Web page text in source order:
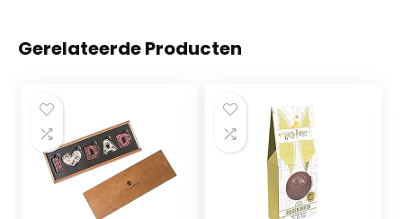
Gerelateerde Producten